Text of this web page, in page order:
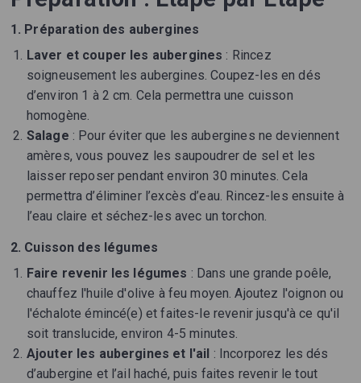
1. Préparation des aubergines
Laver et couper les aubergines : Rincez
soigneusement les aubergines. Coupez-les en dés
d’environ 1 à 2 cm. Cela permettra une cuisson
homogène.
Salage : Pour éviter que les aubergines ne deviennent
amères, vous pouvez les saupoudrer de sel et les
laisser reposer pendant environ 30 minutes. Cela
permettra d’éliminer l’excès d’eau. Rincez-les ensuite à
l’eau claire et séchez-les avec un torchon.
2. Cuisson des légumes
Faire revenir les légumes : Dans une grande poêle,
chauffez l'huile d'olive à feu moyen. Ajoutez l'oignon ou
l'échalote émincé(e) et faites-le revenir jusqu'à ce qu'il
soit translucide, environ 4-5 minutes.
Ajouter les aubergines et l'ail : Incorporez les dés
d’aubergine et l’ail haché, puis faites revenir le tout